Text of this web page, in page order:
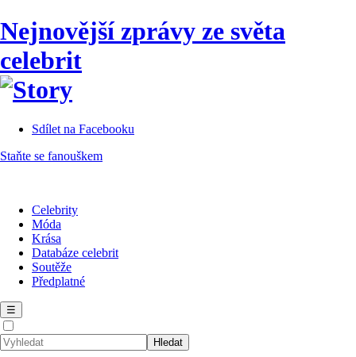
Nejnovější zprávy ze světa
celebrit
Sdílet na Facebooku
Staňte se fanouškem
Celebrity
Móda
Krása
Databáze celebrit
Soutěže
Předplatné
☰